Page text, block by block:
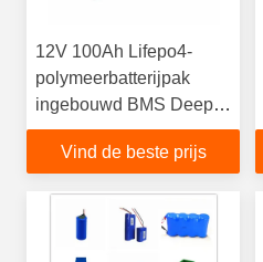
12V 100Ah Lifepo4-
polymeerbatterijpak
ingebouwd BMS Deep
Cycle voor elektrische
driewieler
Vind de beste prijs